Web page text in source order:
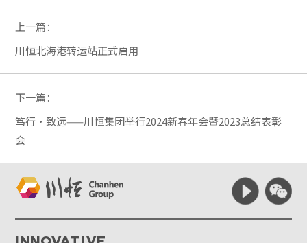
上一篇：
川恒北海港转运站正式启用
下一篇：
笃行·致远——川恒集团举行2024新春年会暨2023总结表彰
会